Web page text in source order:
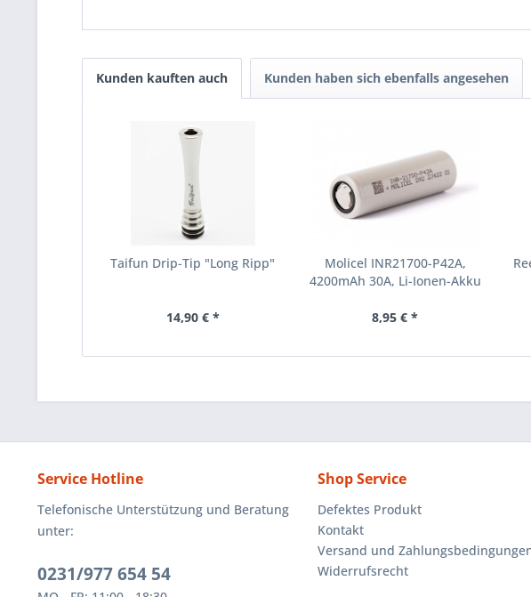
Kunden kauften auch Kunden haben sich ebenfalls angesehen
Taifun Drip-Tip "Long Ripp"
14,90 € *
Molicel INR21700-P42A,
4200mAh 30A, Li-Ionen-Akku
8,95 € *
Service Hotline
Telefonische Unterstützung und Beratung
unter:
0231/977 654 54
Shop Service
Defektes Produkt
Kontakt
Versand und
Widerrufsrecht